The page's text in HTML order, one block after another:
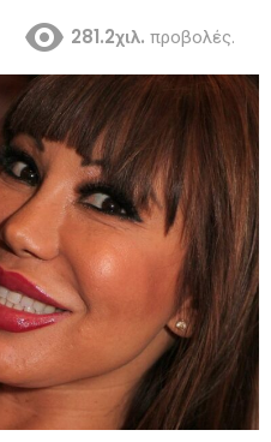
281.2χιλ. προβολές.